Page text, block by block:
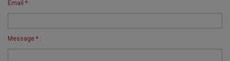
Email * :
Message * :